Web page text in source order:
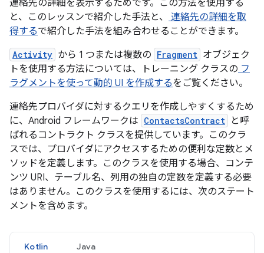
連絡先の詳細を表示するためです。この方法を使用する
と、このレッスンで紹介した手法と、
連絡先の詳細を取
得するで紹介した手法を組み合わせることができます。
Activity から 1 つまたは複数の Fragment オブジェク
トを使用する方法については、トレーニング クラスの フ
ラグメントを使って動的 UI を作成するをご覧ください。
連絡先プロバイダに対するクエリを作成しやすくするため
に、Android フレームワークは ContactsContract
と呼
ばれるコントラクト クラスを提供しています。このクラ
スでは、プロバイダにアクセスするための便利な定数とメ
ソッドを定義します。このクラスを使用する場合、コンテ
ンツ URI、テーブル名、列用の独自の定数を定義する必要
はありません。このクラスを使用するには、次のステート
メントを含めます。
Kotlin Java